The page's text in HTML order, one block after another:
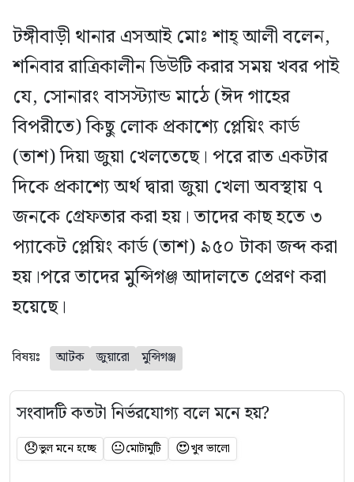
টঙ্গীবাড়ী থানার এসআই মোঃ শাহ্ আলী বলেন,
শনিবার রাত্রিকালীন ডিউটি করার সময় খবর পাই
যে, সোনারং বাসস্ট্যান্ড মাঠে (ঈদ গাহের
বিপরীতে) কিছু লোক প্রকাশ্যে প্লেয়িং কার্ড
(তাশ) দিয়া জুয়া খেলতেছে। পরে রাত একটার
দিকে প্রকাশ্যে অর্থ দ্বারা জুয়া খেলা অবস্থায় ৭
জনকে গ্রেফতার করা হয়। তাদের কাছ হতে ৩
প্যাকেট প্লেয়িং কার্ড (তাশ) ৯৫০ টাকা জব্দ করা
হয়।পরে তাদের মুন্সিগঞ্জ আদালতে প্রেরণ করা
হয়েছে।
বিষয়ঃ আটক জুয়ারো মুন্সিগঞ্জ
সংবাদটি কতটা নির্ভরযোগ্য বলে মনে হয়?
😞ভুল মনে হচ্ছে 😐মোটামুটি 😍খুব ভালো